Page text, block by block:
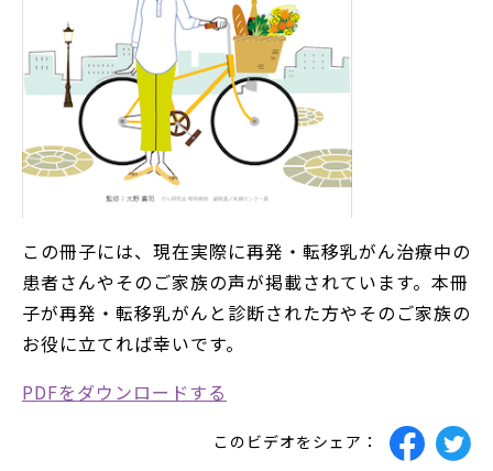
この冊子には、現在実際に再発・転移乳がん治療中の
患者さんやそのご家族の声が掲載されています。本冊
子が再発・転移乳がんと診断された方やそのご家族の
お役に立てれば幸いです。
PDFをダウンロードする
このビデオをシェア：